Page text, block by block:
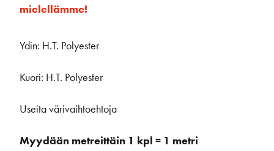
mielellämme!
Ydin: H.T. Polyester
Kuori: H.T. Polyester
Useita värivaihtoehtoja
Myydään metreittäin 1 kpl = 1 metri